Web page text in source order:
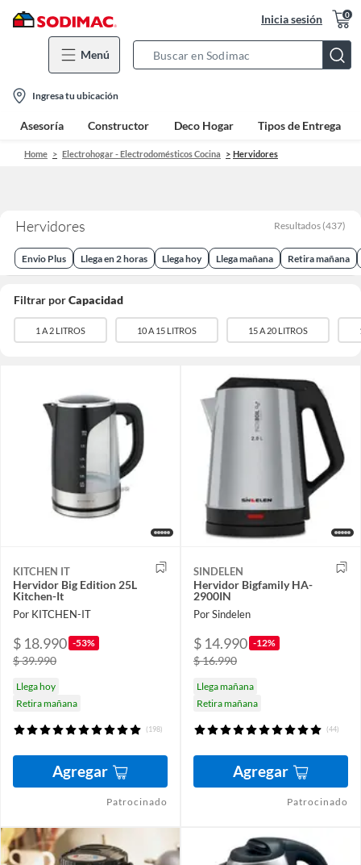
Inicia sesión 0
Menú
Bar
location-
icon
Ingresa tu ubicación
Asesoría Constructor Deco Hogar Tipos de Entrega
Home Electrohogar - Electrodomésticos Cocina Hervidores
Hervidores Resultados (437)
Envio Plus Llega en 2 horas Llega hoy Llega mañana Retira mañana
Filtrar porCapacidad
1 A 2 LITROS 10 A 15 LITROS 15 A 20 LITROS
KITCHEN IT
Hervidor Big Edition 25L
Kitchen-It
Por KITCHEN-IT
$ 18.990 -53%
$ 39.990
Llega hoy
Retira mañana
(198)
Agregar
Patrocinado
SINDELEN
Hervidor Bigfamily HA-
2900IN
Por Sindelen
$ 14.990 -12%
$ 16.990
Llega mañana
Retira mañana
(44)
Agregar
Patrocinado